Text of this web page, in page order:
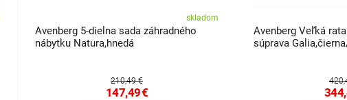
skladom
Avenberg 5-dielna sada záhradného
nábytku Natura,hnedá
210,49 €
147,49€
Avenberg Veľká
súprava